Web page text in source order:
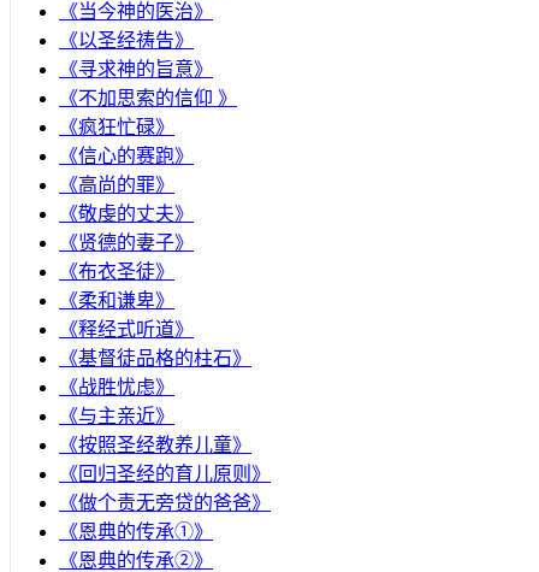
《当今神的医治》
《以圣经祷告》
《寻求神的旨意》
《不加思索的信仰 》
《疯狂忙碌》
《信心的赛跑》
《高尚的罪》
《敬虔的丈夫》
《贤德的妻子》
《布衣圣徒》
《柔和谦卑》
《释经式听道》
《基督徒品格的柱石》
《战胜忧虑》
《与主亲近》
《按照圣经教养儿童》
《回归圣经的育儿原则》
《做个责无旁贷的爸爸》
《恩典的传承①》
《恩典的传承②》